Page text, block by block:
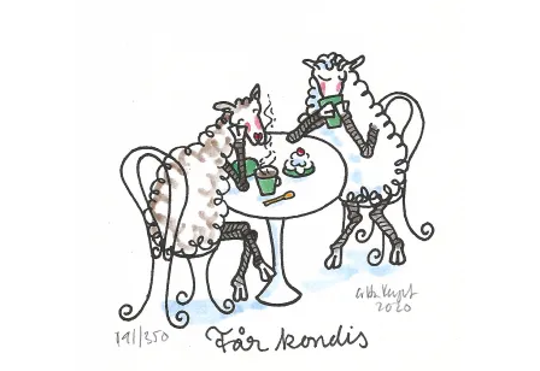
produkten
har
flera
varianter.
De
olika
alternativen
kan
väljas
på